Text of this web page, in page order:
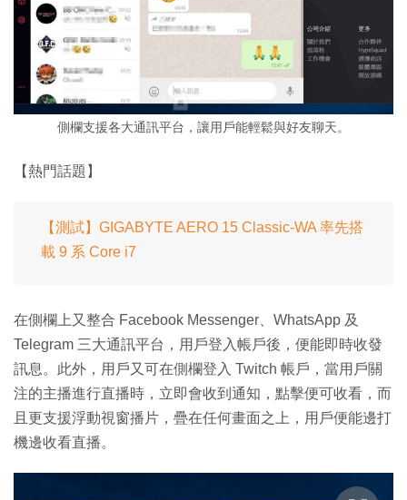
側欄支援各大通訊平台，讓用戶能輕鬆與好友聊天。
【熱門話題】
【測試】GIGABYTE AERO 15 Classic-WA 率先搭
載 9 系 Core i7
在側欄上又整合 Facebook Messenger、WhatsApp 及
Telegram 三大通訊平台，用戶登入帳戶後，便能即時收發
訊息。此外，用戶又可在側欄登入 Twitch 帳戶，當用戶關
注的主播進行直播時，立即會收到通知，點擊便可收看，而
且更支援浮動視窗播片，疊在任何畫面之上，用戶便能邊打
機邊收看直播。